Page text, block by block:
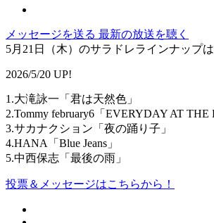
メッセージを送る 最新の放送を聴く
5月21日（木）のサラドレラインナップは
2026/5/20 UP!
1.大滝詠一「君は天然色」
2.Tommy february6「EVERYDAY AT THE
3.サカナクション「夜の踊り子」
4.HANA「Blue Jeans」
5.中西保志「最後の雨」
投票＆メッセージはこちらから！